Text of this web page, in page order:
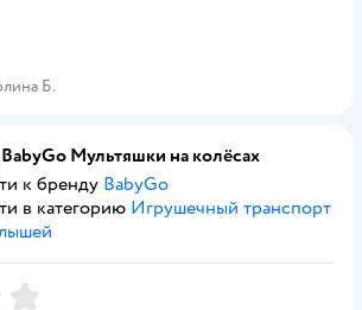
Б.
Мультяшки на колёсах
к бренду BabyGo
в категорию Игрушечный транспорт